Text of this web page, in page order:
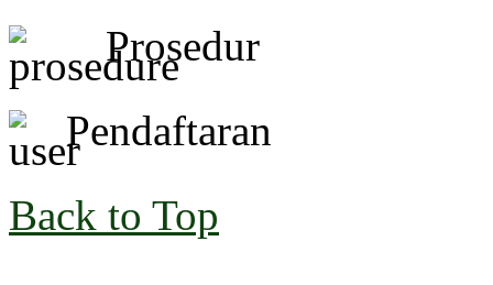
Prosedur
Pendaftaran
Back to Top